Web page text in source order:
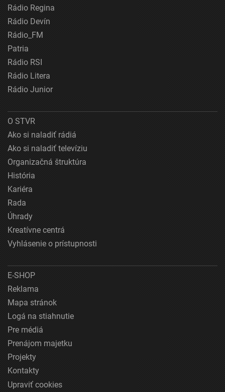
Rádio Regina
Rádio Devín
Rádio_FM
Patria
Rádio RSI
Rádio Litera
Rádio Junior
O STVR
Ako si naladiť rádiá
Ako si naladiť televíziu
Organizačná štruktúra
História
Kariéra
Rada
Úhrady
Kreatívne centrá
Vyhlásenie o prístupnosti
E-SHOP
Reklama
Mapa stránok
Logá na stiahnutie
Pre médiá
Prenájom majetku
Projekty
Kontakty
Upraviť cookies